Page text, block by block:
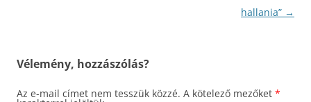
hallania” →
Vélemény, hozzászólás?
Az e-mail címet nem tesszük közzé. A kötelező mezőket *